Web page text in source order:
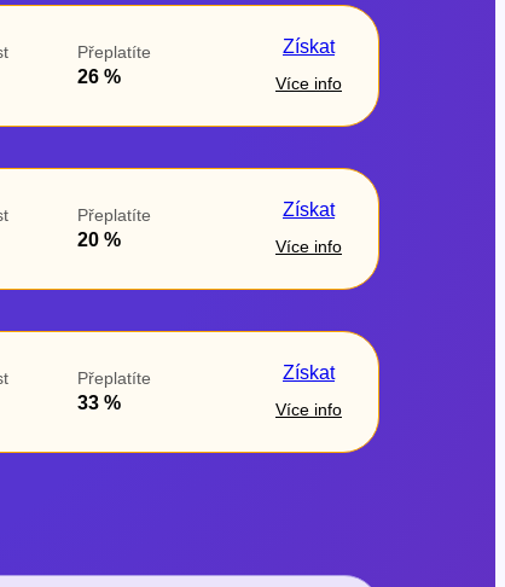
Přeplatíte
26 %
Získat
Více info
Přeplatíte
20 %
Získat
Více info
Přeplatíte
33 %
Získat
Více info